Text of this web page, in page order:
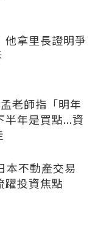
他拿里長證明爭
老師指「明年
半年是買點...資
本不動產交易
躍投資焦點